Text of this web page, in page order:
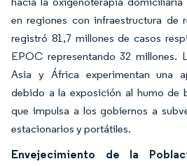
en regiones con infraestructura de
registró 81,7 millones de casos
EPOC representando 32 millones.
Asia y África experimentan una
debido a la exposición al humo de
que impulsa a los gobiernos a
estacionarios y portátiles.
Envejecimiento de la